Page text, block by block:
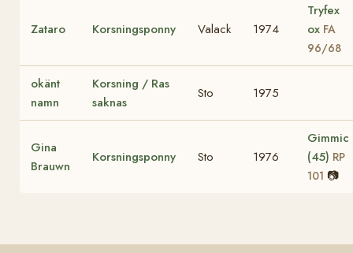
Zataro Korsningsponny Valack 1974
Tryfex
ox FA
96/68
okänt
namn
Korsning / Ras
saknas
Sto 1975
Gina
Brauwn
Korsningsponny Sto 1976
Gimmic
(45) RP
101 📷